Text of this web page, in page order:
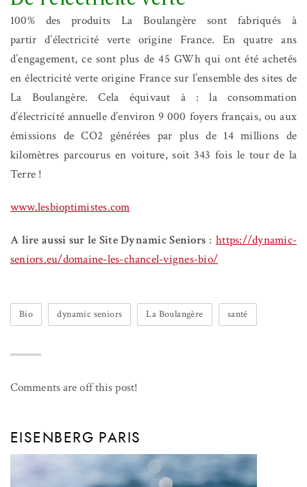
100% des produits La Boulangère sont fabriqués à
partir d’électricité verte origine France. En quatre ans
d’engagement, ce sont plus de 45 GWh qui ont été achetés
en électricité verte origine France sur l’ensemble des sites de
La Boulangère. Cela équivaut à : la consommation
d’électricité annuelle d’environ 9 000 foyers français, ou aux
émissions de CO2 générées par plus de 14 millions de
kilomètres parcourus en voiture, soit 343 fois le tour de la
Terre !
www.lesbioptimistes.com
A lire aussi sur le Site Dynamic Seniors :https://dynamic-
seniors.eu/domaine-les-chancel-vignes-bio/
Bio dynamic seniors La Boulangère santé
Comments are off this post!
EISENBERG PARIS